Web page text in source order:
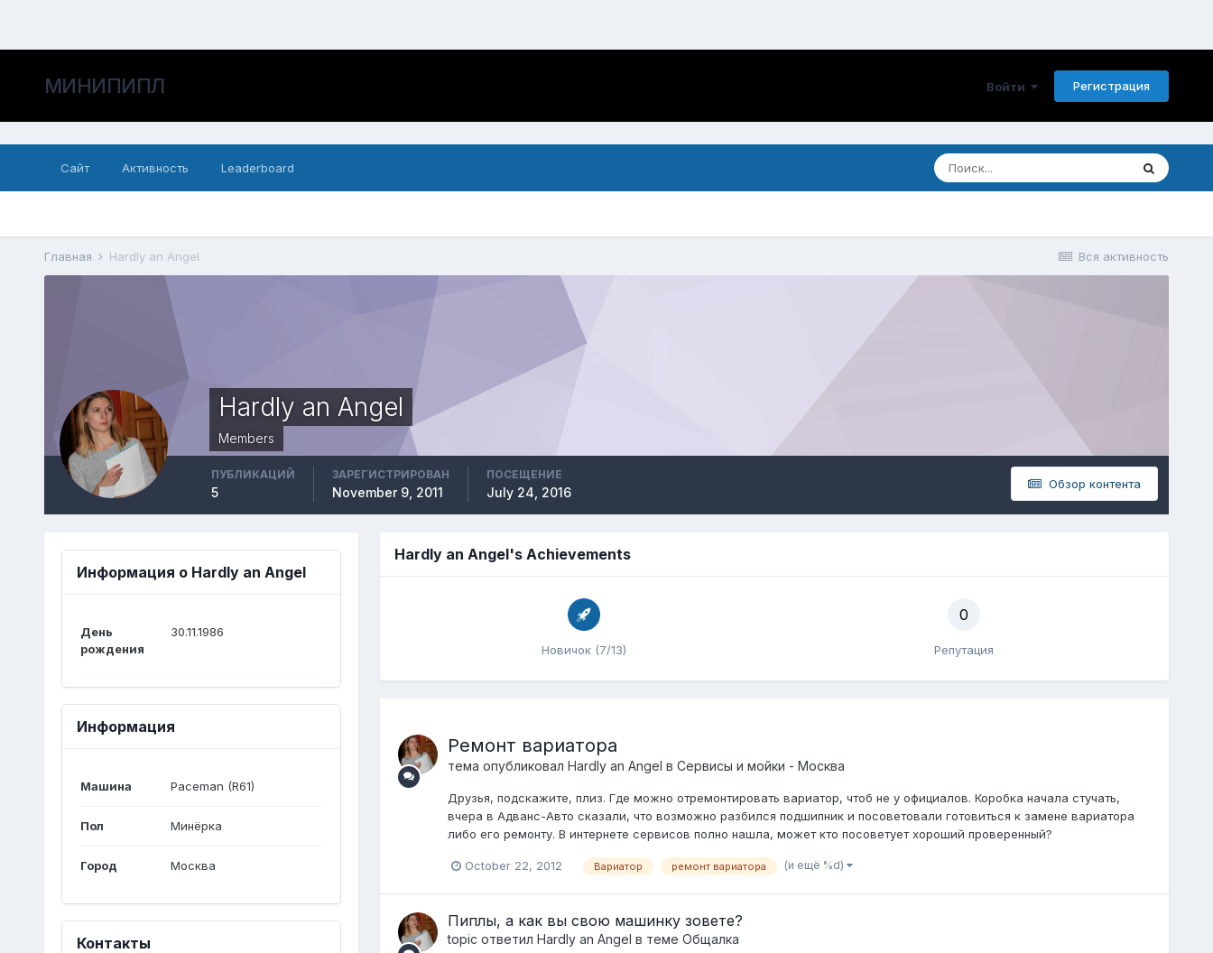
МИНИПИПЛ Войти Регистрация
Сайт Активность Leaderboard
Вся активность
Главная Hardly an Angel
Hardly an Angel
Members
Обзор контента
ПУБЛИКАЦИЙ
5
ЗАРЕГИСТРИРОВАН
November 9, 2011
ПОСЕЩЕНИЕ
July 24, 2016
Информация о Hardly an Angel
День
рождения
30.11.1986
Информация
Машина Paceman (R61)
Пол Минёрка
Город Москва
Контакты
Hardly an Angel's Achievements
Новичок (7/13)
0
Репутация
Ремонт вариатора
тема опубликовал Hardly an Angel в Сервисы и мойки - Москва
Друзья, подскажите, плиз. Где можно отремонтировать вариатор, чтоб не у официалов. Коробка начала стучать,
вчера в Адванс-Авто сказали, что возможно разбился подшипник и посоветовали готовиться к замене вариатора
либо его ремонту. В интернете сервисов полно нашла, может кто посоветует хороший проверенный?
October 22, 2012 Вариатор ремонт вариатора (и ещё %d)
Пиплы, а как вы свою машинку зовете?
topic ответил Hardly an Angel в теме Общалка